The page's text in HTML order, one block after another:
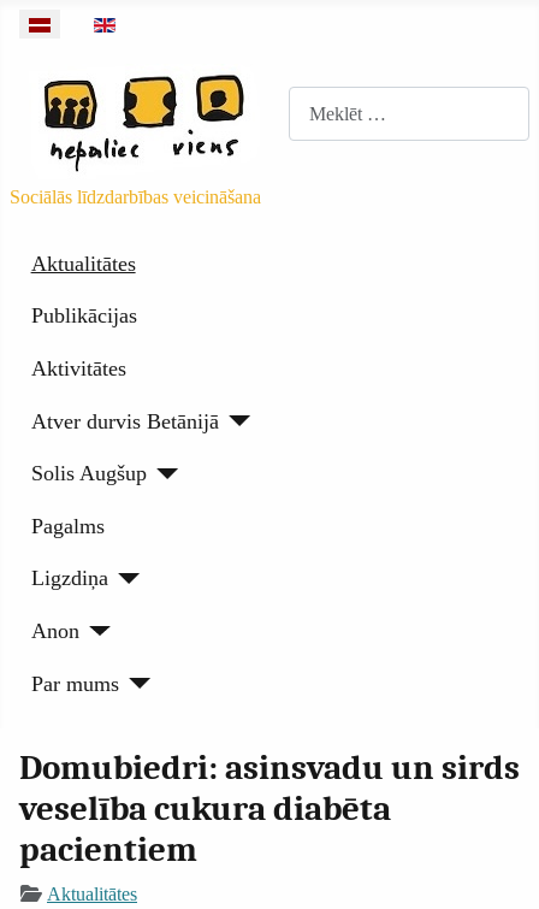
Izvēlieties valodu
Sociālās līdzdarbības veicināšana
Aktualitātes
Publikācijas
Aktivitātes
Atver durvis Betānijā
Solis Augšup
Pagalms
Ligzdiņa
Anon
Par mums
Domubiedri: asinsvadu un sirds
veselība cukura diabēta
pacientiem
Aktualitātes